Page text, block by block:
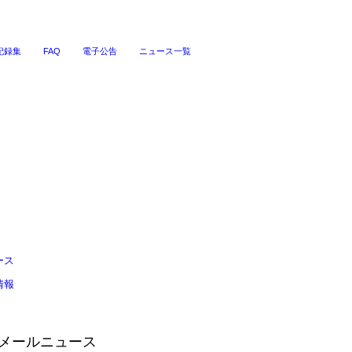
録集 FAQ 電子公告 ニュース一覧
ス
報
ールニュース